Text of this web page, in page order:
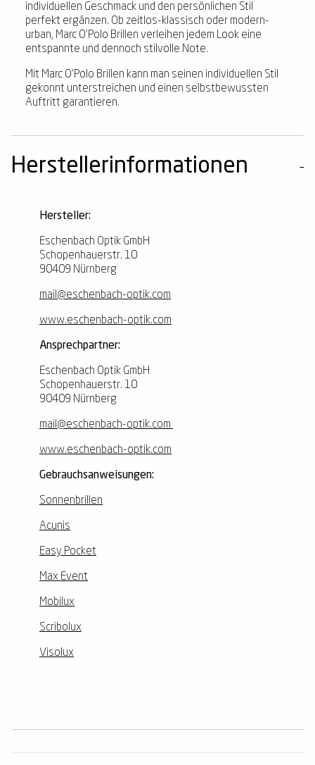
individuellen Geschmack und den persönlichen Stil
perfekt ergänzen. Ob zeitlos-klassisch oder modern-
urban, Marc O'Polo Brillen verleihen jedem Look eine
entspannte und dennoch stilvolle Note.
Mit Marc O'Polo Brillen kann man seinen individuellen Stil
gekonnt unterstreichen und einen selbstbewussten
Auftritt garantieren.
Herstellerinformationen
Hersteller:
Eschenbach Optik GmbH
Schopenhauerstr. 10
90409 Nürnberg
mail@eschenbach-optik.com
www.eschenbach-optik.com
Ansprechpartner:
Eschenbach Optik GmbH
Schopenhauerstr. 10
90409 Nürnberg
mail@eschenbach-optik.com
www.eschenbach-optik.com
Gebrauchsanweisungen:
Sonnenbrillen
Acunis
Easy Pocket
Max Event
Mobilux
Scribolux
Visolux